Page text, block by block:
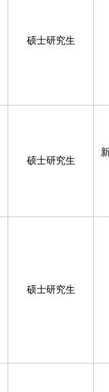
硕士研究生
硕士研究生
硕士研究生